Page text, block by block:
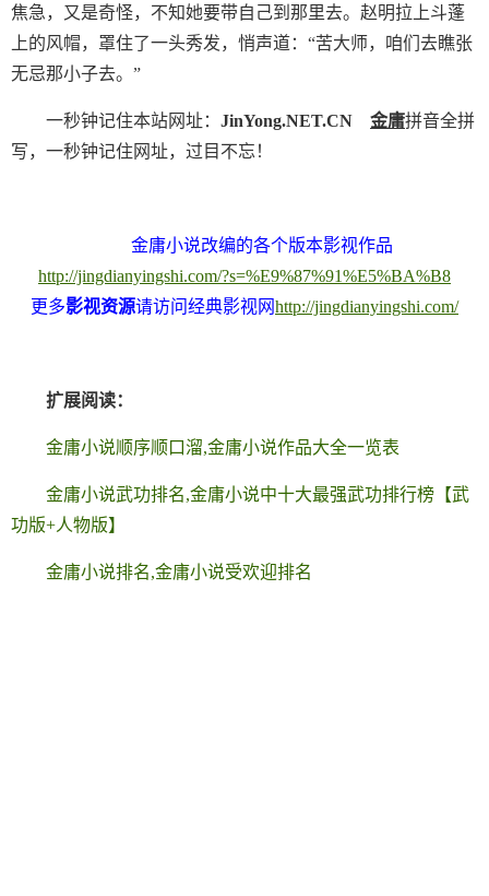
焦急，又是奇怪，不知她要带自己到那里去。赵明拉上斗蓬
上的风帽，罩住了一头秀发，悄声道：“苦大师，咱们去瞧张
无忌那小子去。”
一秒钟记住本站网址： JinYong.NET.CN 金庸拼音全拼
写，一秒钟记住网址，过目不忘！
金庸小说改编的各个版本影视作品
http://jingdianyingshi.com/?s=%E9%87%91%E5%BA%B8
更多影视资源请访问经典影视网http://jingdianyingshi.com/
扩展阅读：
金庸小说顺序顺口溜,金庸小说作品大全一览表
金庸小说武功排名,金庸小说中十大最强武功排行榜【武
功版+人物版】
金庸小说排名,金庸小说受欢迎排名